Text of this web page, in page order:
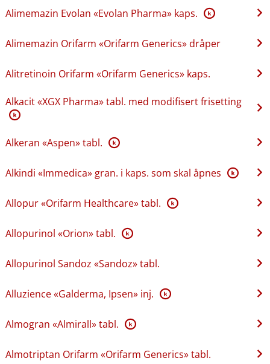
Alimemazin Evolan «Evolan Pharma» kaps. K
Alimemazin Orifarm «Orifarm Generics» dråper
Alitretinoin Orifarm «Orifarm Generics» kaps.
Alkacit «XGX Pharma» tabl. med modifisert frisetting
K
Alkeran «Aspen» tabl. K
Alkindi «Immedica» gran. i kaps. som skal åpnes K
Allopur «Orifarm Healthcare» tabl. K
Allopurinol «Orion» tabl. K
Allopurinol Sandoz «Sandoz» tabl.
Alluzience «Galderma, Ipsen» inj. K
Almogran «Almirall» tabl. K
Almotriptan Orifarm «Orifarm Generics» tabl.